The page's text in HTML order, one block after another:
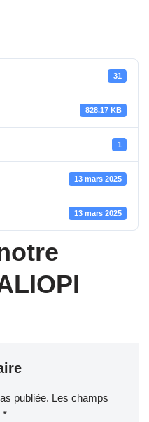
31
828.17 KB
1
13 mars 2025
13 mars 2025
publiée. Les champs
*